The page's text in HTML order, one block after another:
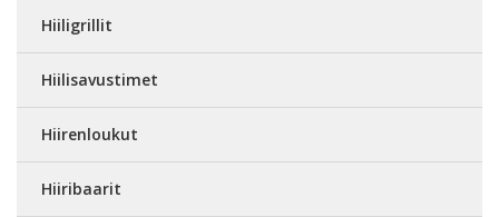
Hiiligrillit
Hiilisavustimet
Hiirenloukut
Hiiribaarit